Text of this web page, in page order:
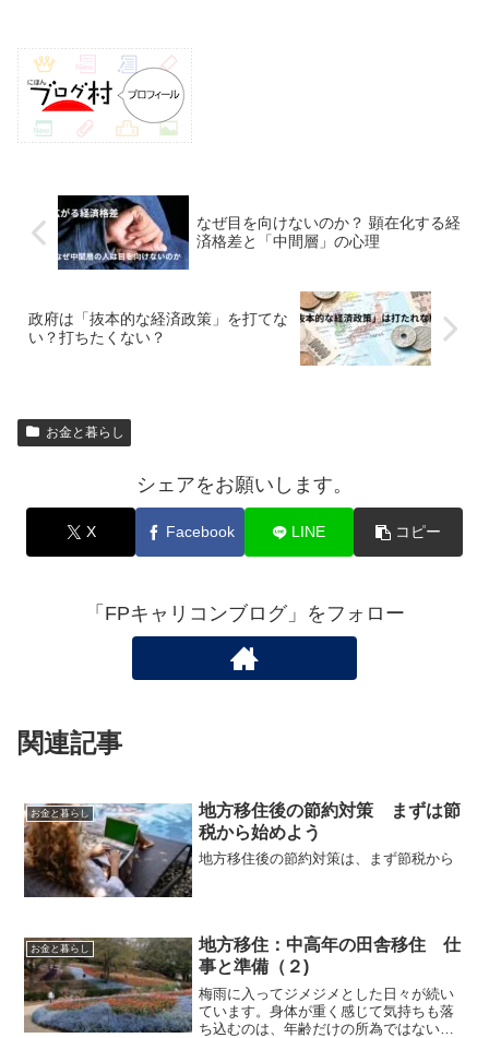
なぜ目を向けないのか？ 顕在化する経
済格差と「中間層」の心理
政府は「抜本的な経済政策」を打てな
い？打ちたくない？
お金と暮らし
シェアをお願いします。
X Facebook LINE コピー
「FPキャリコンブログ」をフォロー
関連記事
お金と暮らし
地方移住後の節約対策 まずは節
税から始めよう
地方移住後の節約対策は、まず節税から
お金と暮らし
地方移住：中高年の田舎移住 仕
事と準備（２)
梅雨に入ってジメジメとした日々が続い
ています。身体が重く感じて気持ちも落
ち込むのは、年齢だけの所為ではないよ